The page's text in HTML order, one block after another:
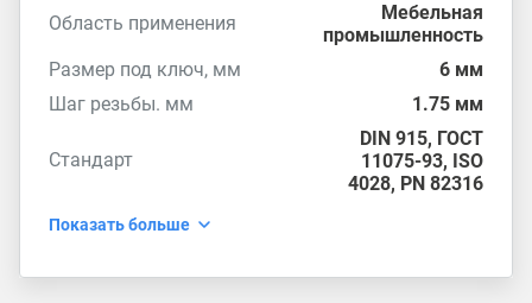
Область применения
Мебельная
промышленность
Размер под ключ, мм
6 мм
Шаг резьбы. мм
1.75 мм
Стандарт
DIN 915, ГОСТ
11075-93, ISO
4028, PN 82316
Показать больше